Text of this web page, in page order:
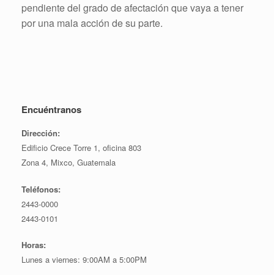
pendiente del grado de afectación que vaya a tener
por una mala acción de su parte.
Encuéntranos
Dirección:
Edificio Crece Torre 1, oficina 803
Zona 4, Mixco, Guatemala
Teléfonos:
2443-0000
2443-0101
Horas:
Lunes a viernes: 9:00AM a 5:00PM